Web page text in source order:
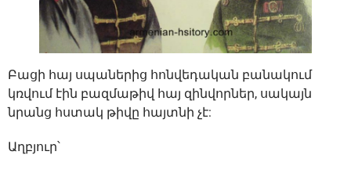
Բացի հայ սպաներից հոնվեդական բանակում
կռվում էին բազմաթիվ հայ զինվորներ, սակայն
նրանց հստակ թիվը հայտնի չէ:
Աղբյուր՝